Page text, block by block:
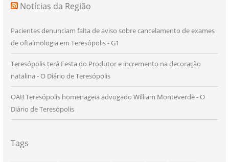
Notícias da Região
Pacientes denunciam falta de aviso sobre cancelamento de exames
de oftalmologia em Teresópolis - G1
Teresópolis terá Festa do Produtor e incremento na decoração
natalina - O Diário de Teresópolis
OAB Teresópolis homenageia advogado William Monteverde - O
Diário de Teresópolis
Tags